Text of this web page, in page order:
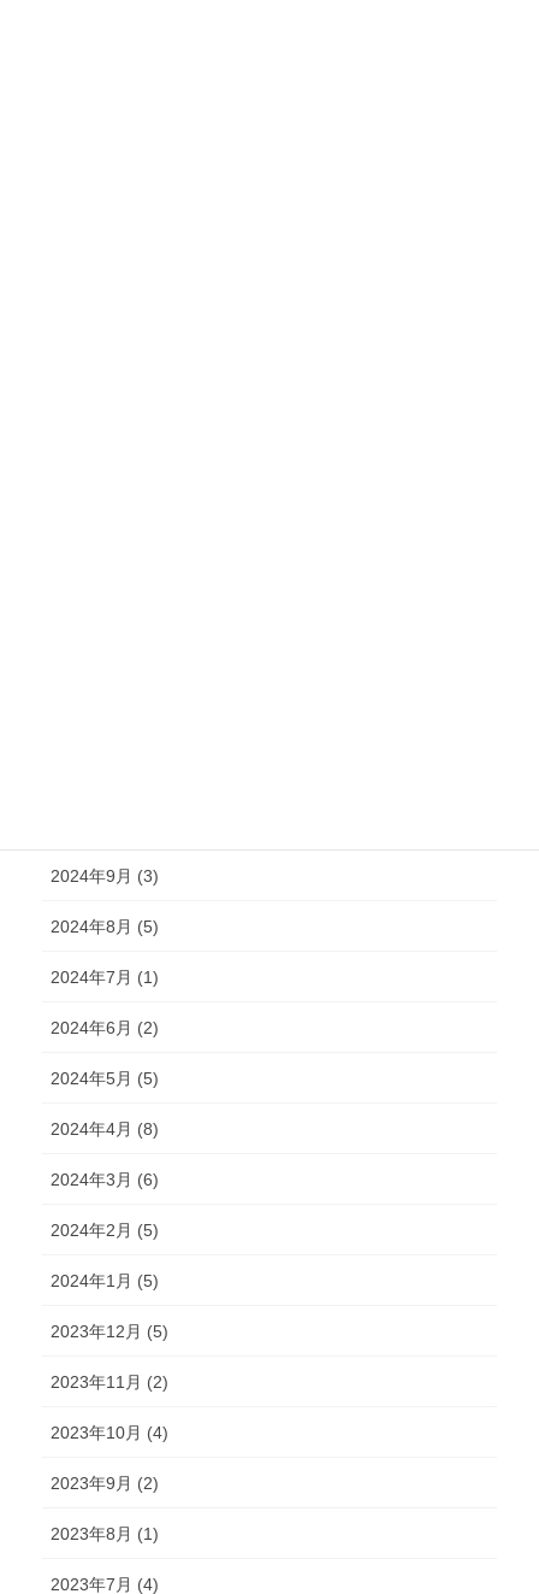
2024年9月 (3)
2024年8月 (5)
2024年7月 (1)
2024年6月 (2)
2024年5月 (5)
2024年4月 (8)
2024年3月 (6)
2024年2月 (5)
2024年1月 (5)
2023年12月 (5)
2023年11月 (2)
2023年10月 (4)
2023年9月 (2)
2023年8月 (1)
2023年7月 (4)